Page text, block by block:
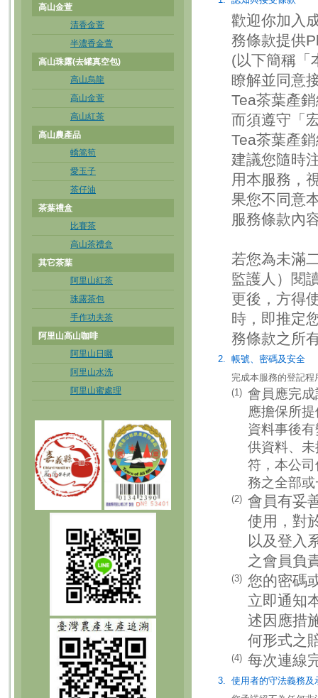
高山金萱
清香金萱
半濃香金萱
高山珠露(去罐真空包)
高山烏龍
高山金萱
高山紅茶
高山農產品
轎篙筍
愛玉子
茶仔油
茶葉禮盒
比賽茶
高山茶禮盒
其它茶葉
阿里山紅茶
珠露茶包
手作功夫茶
阿里山高山咖啡
阿里山日曬
阿里山水洗
阿里山蜜處理
歡迎你加入
務條款提供
(以下簡稱「
瞭解並同意
Tea茶葉產
而須遵守「
Tea茶葉產
建議您隨時
用本服務，
果您不同意
服務條款內
若您為未滿
監護人）閱
更後，方得
時，即推定
務條款之所
2. 帳號、密碼及安全
完成本服務的登記
(1) 會員應完
應擔保所
資料事後
供資料、
符，本公
務之全部
(2) 會員有妥
使用，對
以及登入
之會員負
(3) 您的密碼
立即通知
述因應措
何形式之
(4) 每次連線
3. 使用者的守法義務及